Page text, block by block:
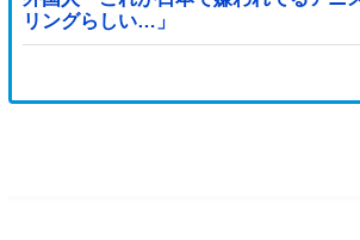
リングらしい…」